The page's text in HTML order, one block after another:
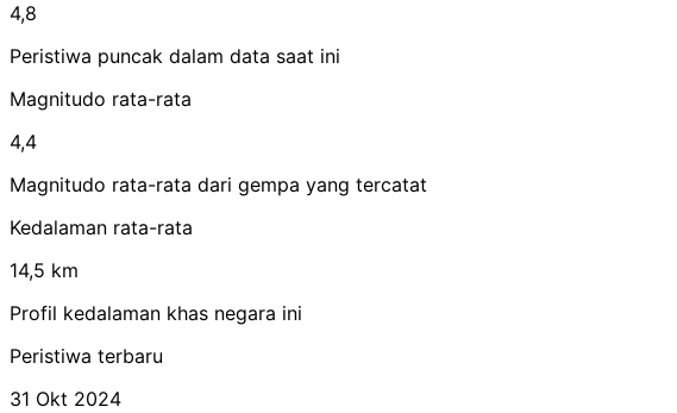
4,8
Peristiwa puncak dalam data saat ini
Magnitudo rata-rata
4,4
Magnitudo rata-rata dari gempa yang tercatat
Kedalaman rata-rata
14,5 km
Profil kedalaman khas negara ini
Peristiwa terbaru
31 Okt 2024